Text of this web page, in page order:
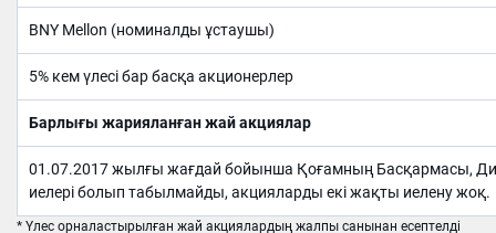
BNY Mellon (номиналды ұстаушы)
5% кем үлесі бар басқа акционерлер
Барлығы жарияланған жай акциялар
01.07.2017 жылғы жағдай бойынша Қоғамның Басқармасы,
иелері болып табылмайды, акцияларды екі жақты иелену жоқ.
* Үлес орналастырылған жай акциялардың жалпы санынан есептелді